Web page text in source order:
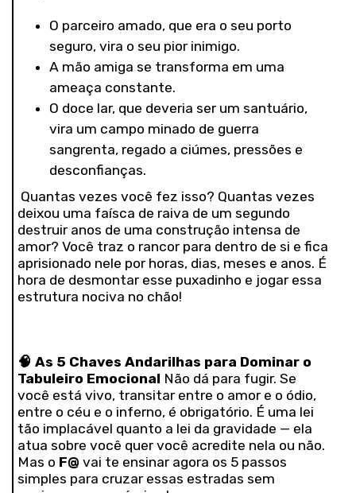
O parceiro amado, que era o seu porto
seguro, vira o seu pior inimigo.
A mão amiga se transforma em uma
ameaça constante.
O doce lar, que deveria ser um santuário,
vira um campo minado de guerra
sangrenta, regado a ciúmes, pressões e
desconfianças.
Quantas vezes você fez isso? Quantas vezes
deixou uma faísca de raiva de um segundo
destruir anos de uma construção intensa de
amor? Você traz o rancor para dentro de si e fica
aprisionado nele por horas, dias, meses e anos. É
hora de desmontar esse puxadinho e jogar essa
estrutura nociva no chão!
🧠 As 5 Chaves Andarilhas para Dominar o
Tabuleiro Emocional Não dá para fugir. Se
você está vivo, transitar entre o amor e o ódio,
entre o céu e o inferno, é obrigatório. É uma lei
tão implacável quanto a lei da gravidade — ela
atua sobre você quer você acredite nela ou não.
Mas o F@ vai te ensinar agora os 5 passos
simples para cruzar essas estradas sem